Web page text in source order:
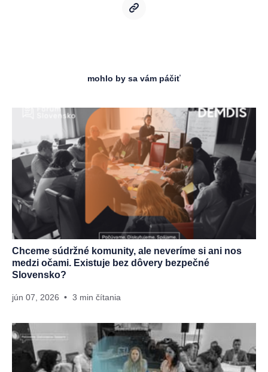
mohlo by sa vám páčiť
Chceme súdržné komunity, ale neveríme si ani nos
medzi očami. Existuje bez dôvery bezpečné
Slovensko?
jún 07, 2026 3 min čítania